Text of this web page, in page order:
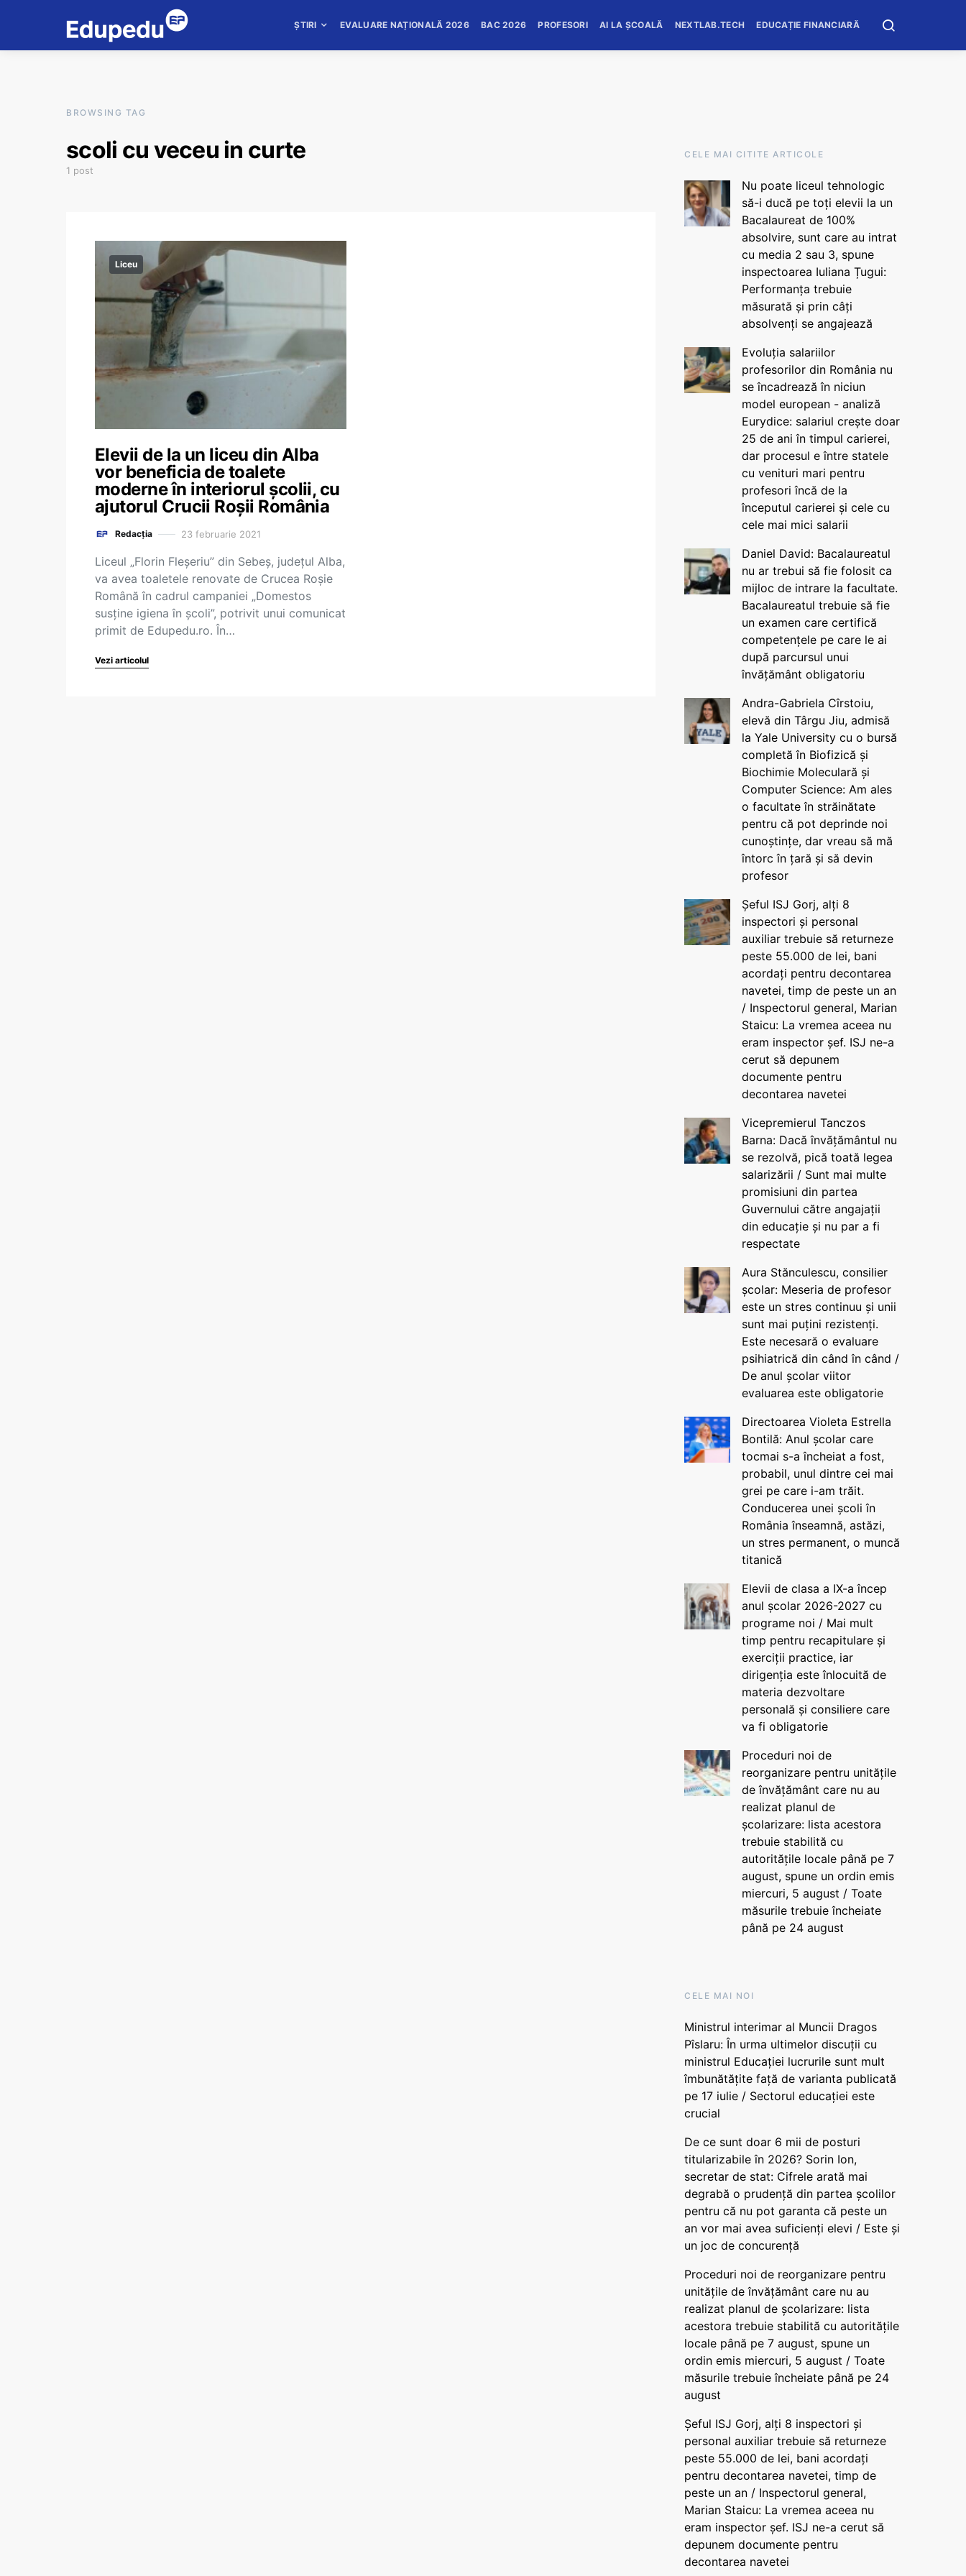
ȘTIRI EVALUARE NAȚIONALĂ 2026 BAC 2026 PROFESORI AI LA ȘCOALĂ NEXTLAB.TECH EDUCAȚIE FINANCIARĂ
BROWSING TAG
scoli cu veceu in curte
1 post
Liceu
Elevii de la un liceu din Alba
vor beneficia de toalete
moderne în interiorul școlii, cu
ajutorul Crucii Roșii România
Redacția 23 februarie 2021
Liceul „Florin Fleșeriu” din Sebeș, județul Alba,
va avea toaletele renovate de Crucea Roșie
Română în cadrul campaniei „Domestos
susține igiena în școli”, potrivit unui comunicat
primit de Edupedu.ro. În…
Vezi articolul
CELE MAI CITITE ARTICOLE
Nu poate liceul tehnologic
să-i ducă pe toți elevii la un
Bacalaureat de 100%
absolvire, sunt care au intrat
cu media 2 sau 3, spune
inspectoarea Iuliana Țugui:
Performanța trebuie
măsurată și prin câți
absolvenți se angajează
Evoluția salariilor
profesorilor din România nu
se încadrează în niciun
model european - analiză
Eurydice: salariul crește doar
25 de ani în timpul carierei,
dar procesul e între statele
cu venituri mari pentru
profesori încă de la
începutul carierei și cele cu
cele mai mici salarii
Daniel David: Bacalaureatul
nu ar trebui să fie folosit ca
mijloc de intrare la facultate.
Bacalaureatul trebuie să fie
un examen care certifică
competențele pe care le ai
după parcursul unui
învățământ obligatoriu
Andra-Gabriela Cîrstoiu,
elevă din Târgu Jiu, admisă
la Yale University cu o bursă
completă în Biofizică și
Biochimie Moleculară și
Computer Science: Am ales
o facultate în străinătate
pentru că pot deprinde noi
cunoștințe, dar vreau să mă
întorc în țară și să devin
profesor
Șeful ISJ Gorj, alți 8
inspectori și personal
auxiliar trebuie să returneze
peste 55.000 de lei, bani
acordați pentru decontarea
navetei, timp de peste un an
/ Inspectorul general, Marian
Staicu: La vremea aceea nu
eram inspector șef. ISJ ne-a
cerut să depunem
documente pentru
decontarea navetei
Vicepremierul Tanczos
Barna: Dacă învățământul nu
se rezolvă, pică toată legea
salarizării / Sunt mai multe
promisiuni din partea
Guvernului către angajații
din educație și nu par a fi
respectate
Aura Stănculescu, consilier
școlar: Meseria de profesor
este un stres continuu și unii
sunt mai puțini rezistenți.
Este necesară o evaluare
psihiatrică din când în când /
De anul școlar viitor
evaluarea este obligatorie
Directoarea Violeta Estrella
Bontilă: Anul școlar care
tocmai s-a încheiat a fost,
probabil, unul dintre cei mai
grei pe care i-am trăit.
Conducerea unei școli în
România înseamnă, astăzi,
un stres permanent, o muncă
titanică
Elevii de clasa a IX-a încep
anul școlar 2026-2027 cu
programe noi / Mai mult
timp pentru recapitulare și
exerciții practice, iar
dirigenția este înlocuită de
materia dezvoltare
personală și consiliere care
va fi obligatorie
Proceduri noi de
reorganizare pentru unitățile
de învățământ care nu au
realizat planul de
școlarizare: lista acestora
trebuie stabilită cu
autoritățile locale până pe 7
august, spune un ordin emis
miercuri, 5 august / Toate
măsurile trebuie încheiate
până pe 24 august
CELE MAI NOI
Ministrul interimar al Muncii Dragos
Pîslaru: În urma ultimelor discuții cu
ministrul Educației lucrurile sunt mult
îmbunătățite față de varianta publicată
pe 17 iulie / Sectorul educației este
crucial
De ce sunt doar 6 mii de posturi
titularizabile în 2026? Sorin Ion,
secretar de stat: Cifrele arată mai
degrabă o prudență din partea școlilor
pentru că nu pot garanta că peste un
an vor mai avea suficienți elevi / Este și
un joc de concurență
Proceduri noi de reorganizare pentru
unitățile de învățământ care nu au
realizat planul de școlarizare: lista
acestora trebuie stabilită cu autoritățile
locale până pe 7 august, spune un
ordin emis miercuri, 5 august / Toate
măsurile trebuie încheiate până pe 24
august
Șeful ISJ Gorj, alți 8 inspectori și
personal auxiliar trebuie să returneze
peste 55.000 de lei, bani acordați
pentru decontarea navetei, timp de
peste un an / Inspectorul general,
Marian Staicu: La vremea aceea nu
eram inspector șef. ISJ ne-a cerut să
depunem documente pentru
decontarea navetei